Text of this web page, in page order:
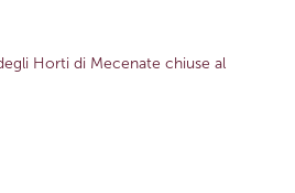
Horti di Mecenate chiuse al